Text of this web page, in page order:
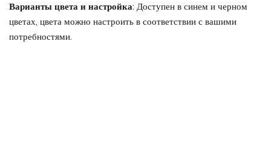
Варианты цвета и настройка: Доступен в синем и черном
цветах, цвета можно настроить в соответствии с вашими
потребностями.